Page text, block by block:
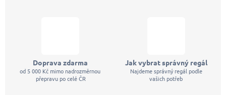
Doprava zdarma
od 5 000 Kč mimo nadrozměrnou
přepravu po celé ČR
Jak vybrat správný regál
Najdeme správný regál podle
vašich potřeb